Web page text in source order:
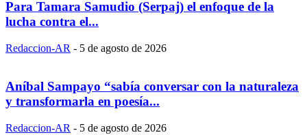
Para Tamara Samudio (Serpaj) el enfoque de la
lucha contra el...
Redaccion-AR - 5 de agosto de 2026
Aníbal Sampayo “sabía conversar con la naturaleza
y transformarla en poesía...
Redaccion-AR - 5 de agosto de 2026